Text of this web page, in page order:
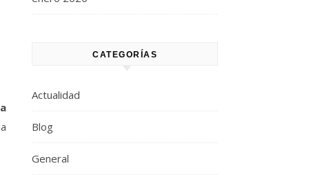
CATEGORÍAS
Actualidad
Blog
General